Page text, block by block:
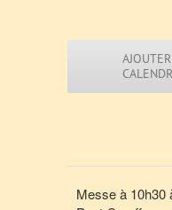
Messe à 10h30